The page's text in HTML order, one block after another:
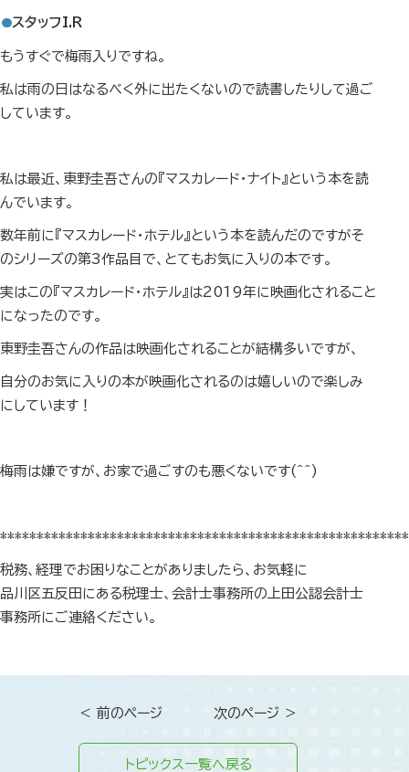
スタッフI.R
もうすぐで梅雨入りですね。
私は雨の日はなるべく外に出たくないので読書したりして過ご
しています。
私は最近、東野圭吾さんの『マスカレード・ナイト』という本を読
んでいます。
数年前に『マスカレード・ホテル』という本を読んだのですがそ
のシリーズの第3作品目で、とてもお気に入りの本です。
実はこの『マスカレード・ホテル』は2019年に映画化されること
になったのです。
東野圭吾さんの作品は映画化されることが結構多いですが、
自分のお気に入りの本が映画化されるのは嬉しいので楽しみ
にしています！
梅雨は嫌ですが、お家で過ごすのも悪くないです(^^)
税務、経理でお困りなことがありましたら、お気軽に
品川区五反田にある税理士、会計士事務所の上田公認会計士
事務所にご連絡ください。
＜ 前のページ 次のページ ＞
トピックス一覧へ戻る